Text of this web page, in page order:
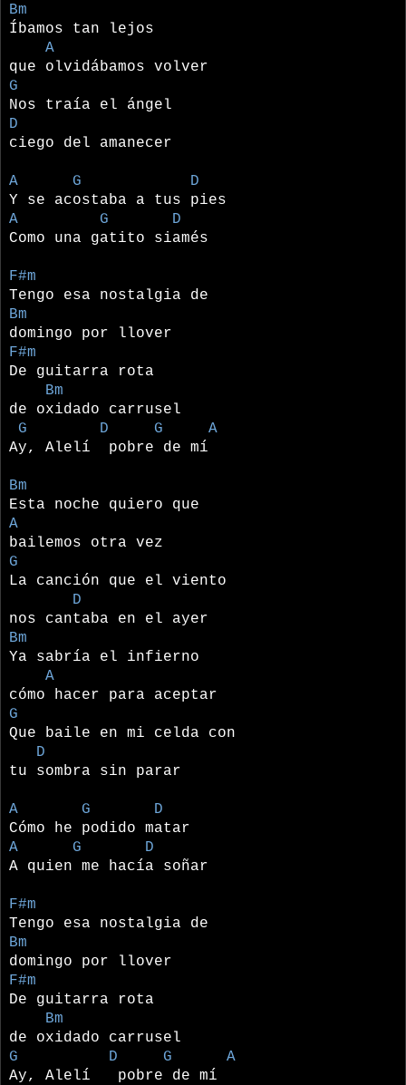
Bm
Íbamos tan lejos
A
que olvidábamos volver
G
Nos traía el ángel
D
ciego del amanecer
A G D
Y se acostaba a tus pies
A G D
Como una gatito siamés
F#m
Tengo esa nostalgia de
Bm
domingo por llover
F#m
De guitarra rota
Bm
de oxidado carrusel
G D G A
Ay, Alelí pobre de mí
Bm
Esta noche quiero que
A
bailemos otra vez
G
La canción que el viento
D
nos cantaba en el ayer
Bm
Ya sabría el infierno
A
cómo hacer para aceptar
G
Que baile en mi celda con
D
tu sombra sin parar
A G D
Cómo he podido matar
A G D
A quien me hacía soñar
F#m
Tengo esa nostalgia de
Bm
domingo por llover
F#m
De guitarra rota
Bm
de oxidado carrusel
G D G A
Ay, Alelí pobre de mí